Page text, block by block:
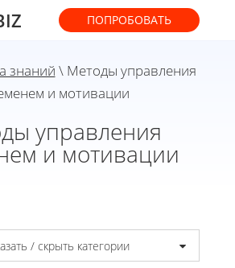
ПОПРОБОВАТЬ
знаний \ Методы управления
и мотивации
управления
и мотивации
/ скрыть категории